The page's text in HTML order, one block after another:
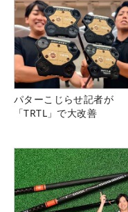
パターこじらせ記者が
「TRTL」で大改善